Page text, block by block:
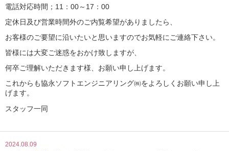
電話対応時間；11：00～17：00
定休日及び営業時間外のご内覧希望がありましたら、
お客様のご要望に沿いたいと思いますのでお気軽にご連絡下さい。
皆様には大変ご迷惑をおかけ致しますが、
何卒ご理解いただきます様、お願い申し上げます。
これからも協永ソフトエンジニアリング㈱をよろしくお願い申し上
げます。
スタッフ一同
2024.08.09